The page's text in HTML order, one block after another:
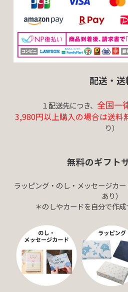
配送・送
１配送先につき、 全国一
3,980円以上購入の場合は送料
り）
無料のギフト
ラッピング・のし・メッセージカ
あり）
＊のしやカードを自分で作